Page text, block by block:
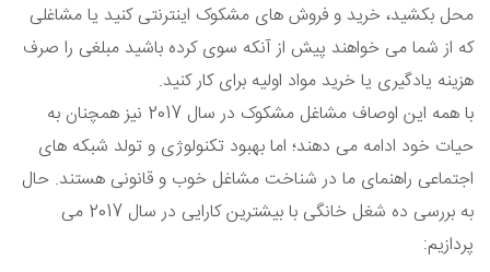
محل بکشید، خرید و فروش های مشکوک اینترنتی کنید یا مشاغلی
که از شما می خواهند پیش از آنکه سوی کرده باشید مبلغی را صرف
هزینه یادگیری یا خرید مواد اولیه برای کار کنید.
با همه این اوصاف مشاغل مشکوک در سال 2017 نیز همچنان به
حیات خود ادامه می دهند؛ اما بهبود تکنولوژی و تولد شبکه های
اجتماعی راهنمای ما در شناخت مشاغل خوب و قانونی هستند. حال
به بررسی ده شغل خانگی با بیشترین کارایی در سال 2017 می
پردازیم: